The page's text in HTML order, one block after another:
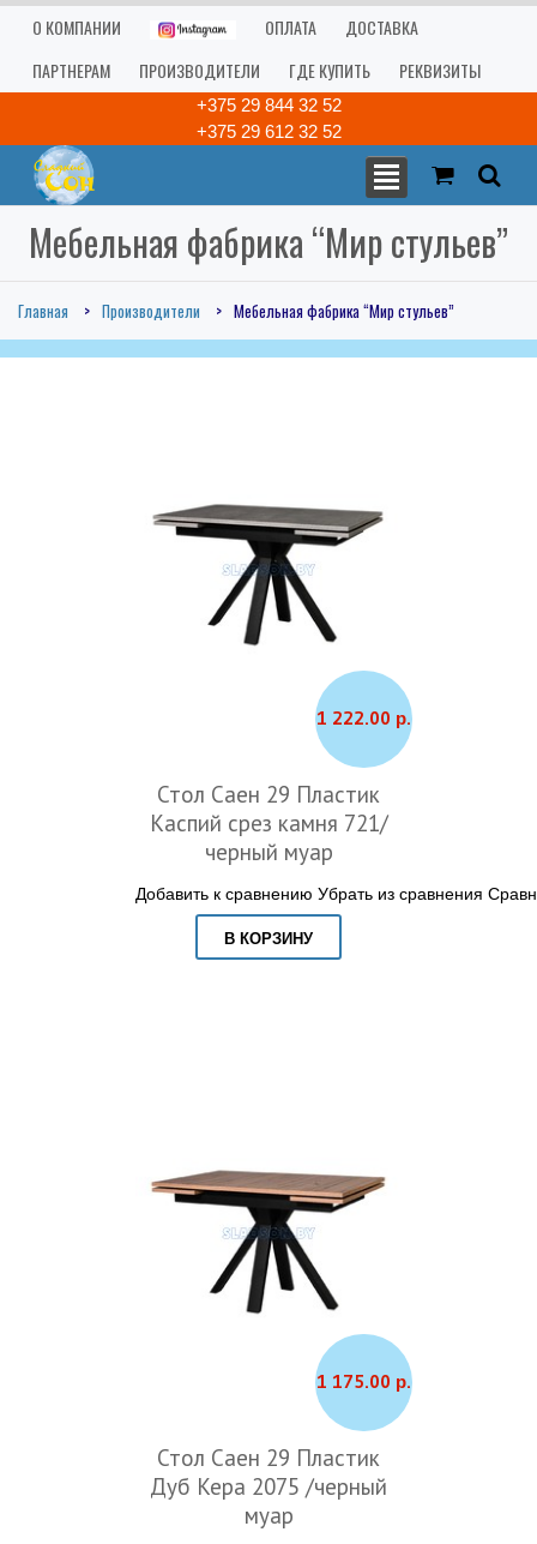
О КОМПАНИИ ОПЛАТА
ДОСТАВКА
ПАРТНЕРАМ
ПРОИЗВОДИТЕЛИ ГДЕ КУПИТЬ РЕКВИЗИТЫ
+375 29 844 32 52
+375 29 612 32 52
Мебельная фабрика “Мир стульев”
Главная Производители Мебельная фабрика “Мир стульев”
1 222.00 р.
Стол Саен 29 Пластик
Каспий срез камня 721/
черный муар
Добавить к сравнению Убрать из сравнения
В КОРЗИНУ
1 175.00 р.
Стол Саен 29 Пластик
Дуб Кера 2075 /черный
муар